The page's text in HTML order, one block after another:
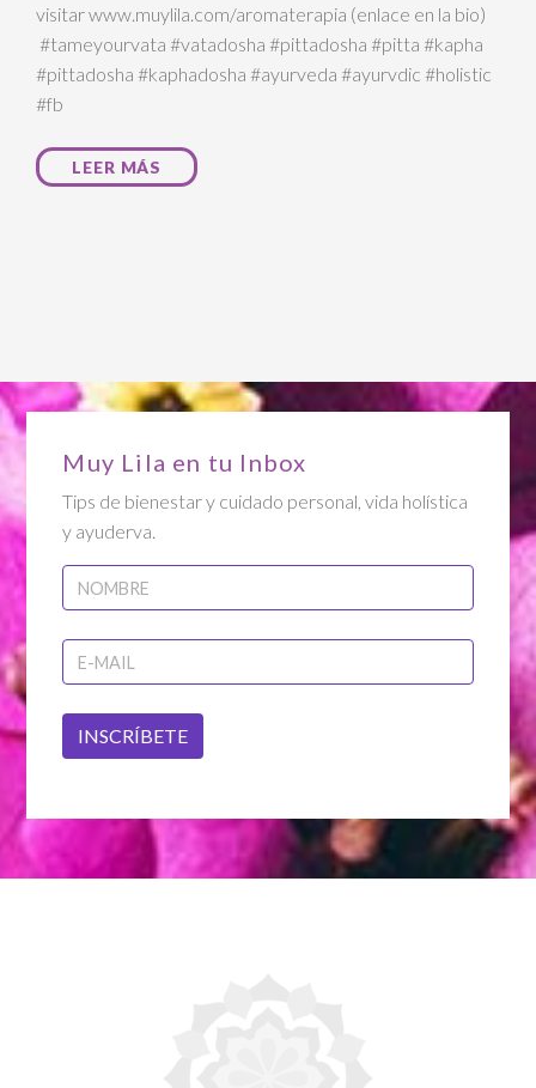
visitar www.muylila.com/aromaterapia (enlace en la bio)
#tameyourvata #vatadosha #pittadosha #pitta #kapha
#pittadosha #kaphadosha #ayurveda #ayurvdic #holistic
#fb
LEER MÁS
Muy Lila en tu Inbox
Tips de bienestar y cuidado personal, vida holística
y ayuderva.
INSCRÍBETE